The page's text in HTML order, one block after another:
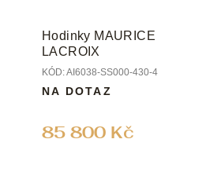
Hodinky MAURICE
LACROIX
KÓD:AI6038-SS000-430-4
85 800 Kč
NA DOTAZ